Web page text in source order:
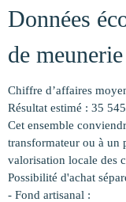
Données
de meunerie
Chiffre d’affaires
Résultat estimé : 35
Cet ensemble
transformateur ou à un
valorisation locale des
Possibilité d'achat
- Fond artisanal :